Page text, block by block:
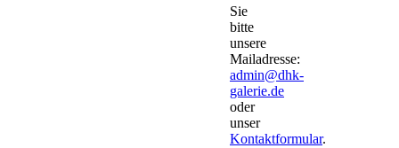
Sie
bitte
unsere
Mailadresse:
admin@dhk-
galerie.de
oder
unser
Kontaktformular.